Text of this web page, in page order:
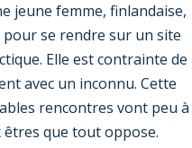
jeune femme, finlandaise,
se rendre sur un site
Elle est contrainte de
avec un inconnu. Cette
rencontres vont peu à
que tout oppose.